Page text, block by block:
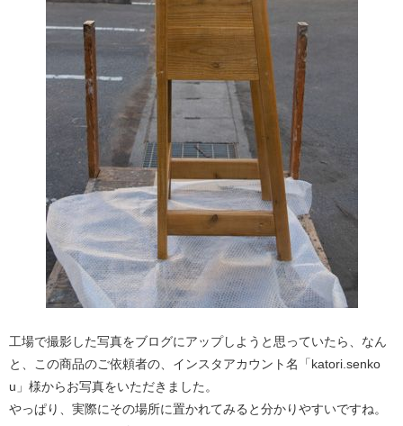
工場で撮影した写真をブログにアップしようと思っていたら、なん
と、この商品のご依頼者の、インスタアカウント名「katori.senko
u」様からお写真をいただきました。
やっぱり、実際にその場所に置かれてみると分かりやすいですね。